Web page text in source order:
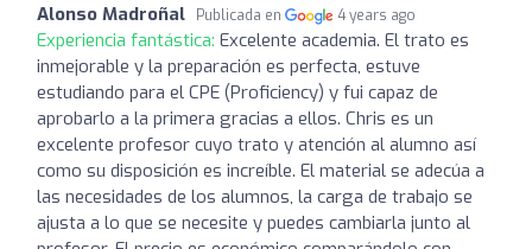
Alonso Madroñal Publicada en 4 years ago
Experiencia fantástica: Excelente academia. El trato es
inmejorable y la preparación es perfecta, estuve
estudiando para el CPE (Proficiency) y fui capaz de
aprobarlo a la primera gracias a ellos. Chris es un
excelente profesor cuyo trato y atención al alumno así
como su disposición es increíble. El material se adecúa a
las necesidades de los alumnos, la carga de trabajo se
ajusta a lo que se necesite y puedes cambiarla junto al